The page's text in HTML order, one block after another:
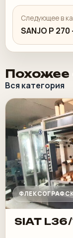
Следующее в
SANJO P 270
Похожее
Вся категория
SIAT